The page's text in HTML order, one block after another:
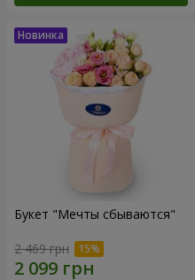
Букет "Мечты сбываются"
2 469 грн